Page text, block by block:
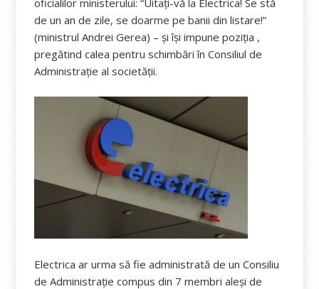
oficialilor ministerului: “Uitați-vă la Electrica! Se stă
de un an de zile, se doarme pe banii din listare!”
(ministrul Andrei Gerea) – și își impune poziția ,
pregătind calea pentru schimbări în Consiliul de
Administrație al societății.
Electrica ar urma să fie administrată de un Consiliu
de Administrație compus din 7 membri aleși de